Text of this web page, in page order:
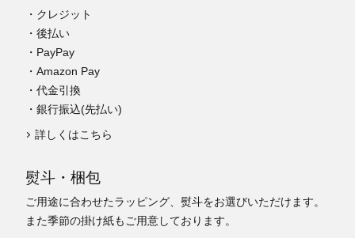
・クレジット
・後払い
・PayPay
・Amazon Pay
・代金引換
・銀行振込(先払い)
詳しくはこちら
熨斗・梱包
ご用途に合わせたラッピング、熨斗をお選びいただけます。
また季節の掛け紙もご用意しております。